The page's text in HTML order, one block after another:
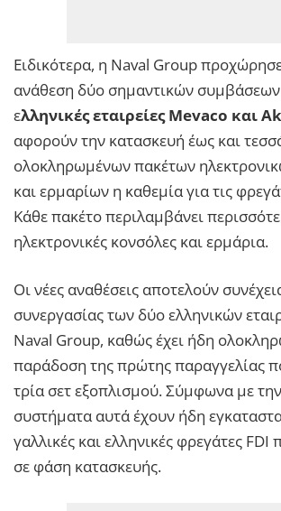
Ειδικότερα, η Naval Group
ανάθεση δύο σημαντικών συμβάσεων
ελληνικές εταιρείες Mevaco και
αφορούν την κατασκευή έως και
ολοκληρωμένων πακέτων
και ερμαρίων η καθεμία για τις
Κάθε πακέτο περιλαμβάνει
ηλεκτρονικές κονσόλες και ερμάρια.
Οι νέες αναθέσεις αποτελούν
συνεργασίας των δύο ελληνικών
Naval Group, καθώς έχει ήδη
παράδοση της πρώτης παραγγελίας
τρία σετ εξοπλισμού. Σύμφωνα με την
συστήματα αυτά έχουν ήδη
γαλλικές και ελληνικές φρεγάτες FDI
σε φάση κατασκευής.